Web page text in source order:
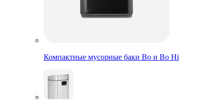
Компактные мусорные баки Bo и Bo Hi